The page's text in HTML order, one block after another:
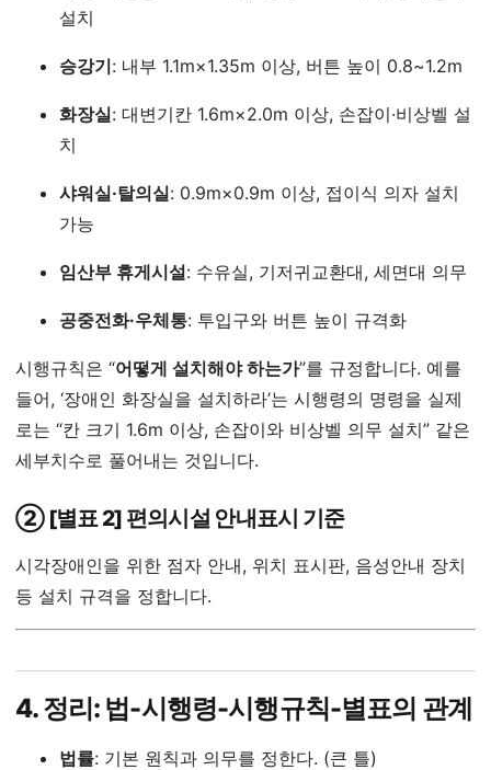
설치
승강기: 내부 1.1m×1.35m 이상, 버튼 높이 0.8~1.2m
화장실: 대변기칸 1.6m×2.0m 이상, 손잡이·비상벨 설
치
샤워실·탈의실: 0.9m×0.9m 이상, 접이식 의자 설치
가능
임산부 휴게시설: 수유실, 기저귀교환대, 세면대 의무
공중전화·우체통: 투입구와 버튼 높이 규격화
시행규칙은 “어떻게 설치해야 하는가”를 규정합니다. 예를
들어, ‘장애인 화장실을 설치하라’는 시행령의 명령을 실제
로는 “칸 크기 1.6m 이상, 손잡이와 비상벨 의무 설치” 같은
세부치수로 풀어내는 것입니다.
② [별표 2] 편의시설 안내표시 기준
시각장애인을 위한 점자 안내, 위치 표시판, 음성안내 장치
등 설치 규격을 정합니다.
4. 정리: 법-시행령-시행규칙-별표의 관계
법률: 기본 원칙과 의무를 정한다. (큰 틀)